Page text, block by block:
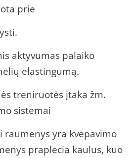
prie
aktyvumas palaiko
elastingumą.
treniruotės įtaka žm.
sistemai
raumenys yra kvepavimo
praplecia kaulus, kuo